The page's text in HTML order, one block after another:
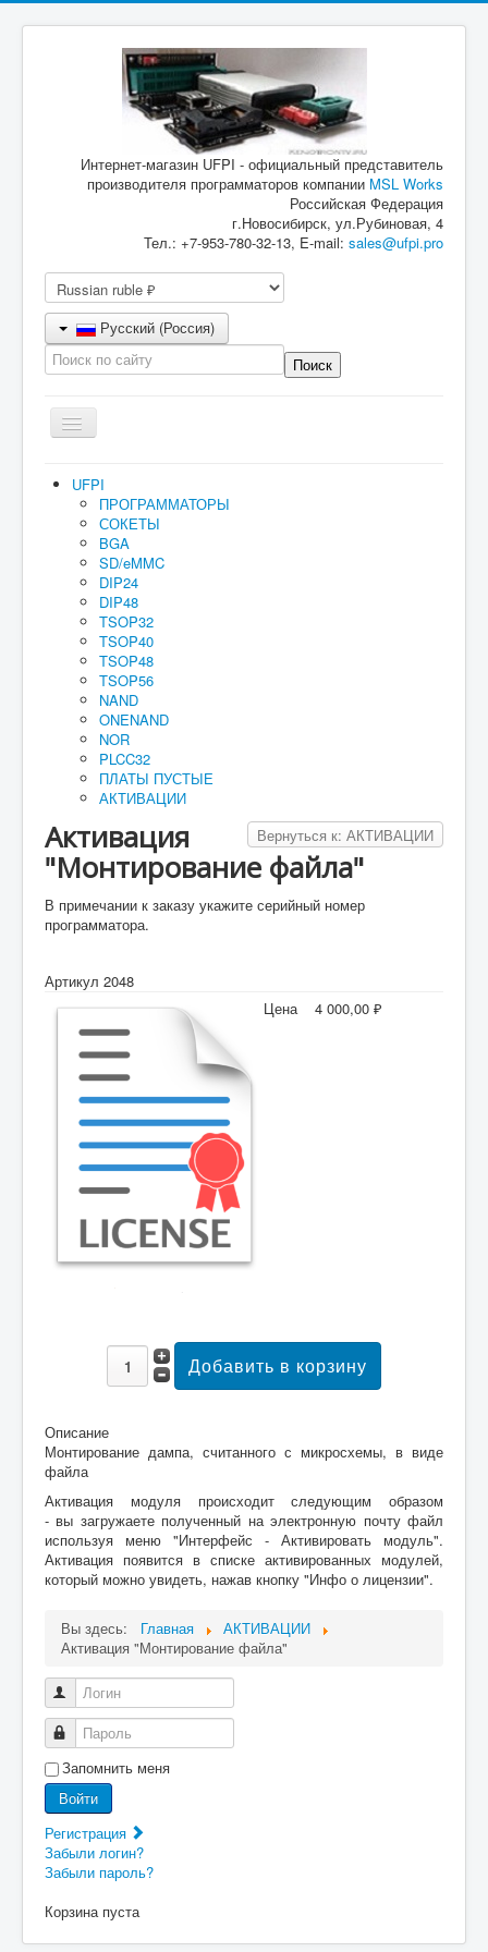
Интернет-магазин UFPI - официальный представитель
производителя программаторов компании MSL Works
Российская Федерация
г.Новосибирск, ул.Рубиновая, 4
Тел.: +7-953-780-32-13, E-mail: sales@ufpi.pro
Русский (Россия)
Включить/
выключить
Главная
Руководство
Как купить
Для юридических лиц
Оплата и доставка
Мои заказы
Прайс-лист
Реквизиты
Гарантия
UFPI
ПРОГРАММАТОРЫ
СОКЕТЫ
BGA
SD/eMMC
DIP24
DIP48
TSOP32
TSOP40
TSOP48
TSOP56
NAND
ONENAND
NOR
PLCC32
ПЛАТЫ ПУСТЫЕ
АКТИВАЦИИ
Вернуться к: АКТИВАЦИИ
Активация
"Монтирование файла"
В примечании к заказу укажите серийный номер
программатора.
Артикул 2048
Цена
4 000,00 ₽
Описание
Монтирование дампа, считанного с микросхемы, в виде
файла
Активация модуля происходит следующим образом
- вы загружаете полученный на электронную почту файл
используя меню "Интерфейс - Активировать модуль".
Активация появится в списке активированных модулей,
который можно увидеть, нажав кнопку "Инфо о лицензии".
Вы здесь: Главная
АКТИВАЦИИ
Активация "Монтирование файла"
Логин
Пароль
Запомнить меня
Войти
Регистрация
Забыли логин?
Забыли пароль?
Корзина пуста